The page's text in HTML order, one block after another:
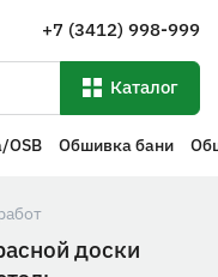
+7 (3412) 998-999
Каталог
OSB Обшивка бани
доски